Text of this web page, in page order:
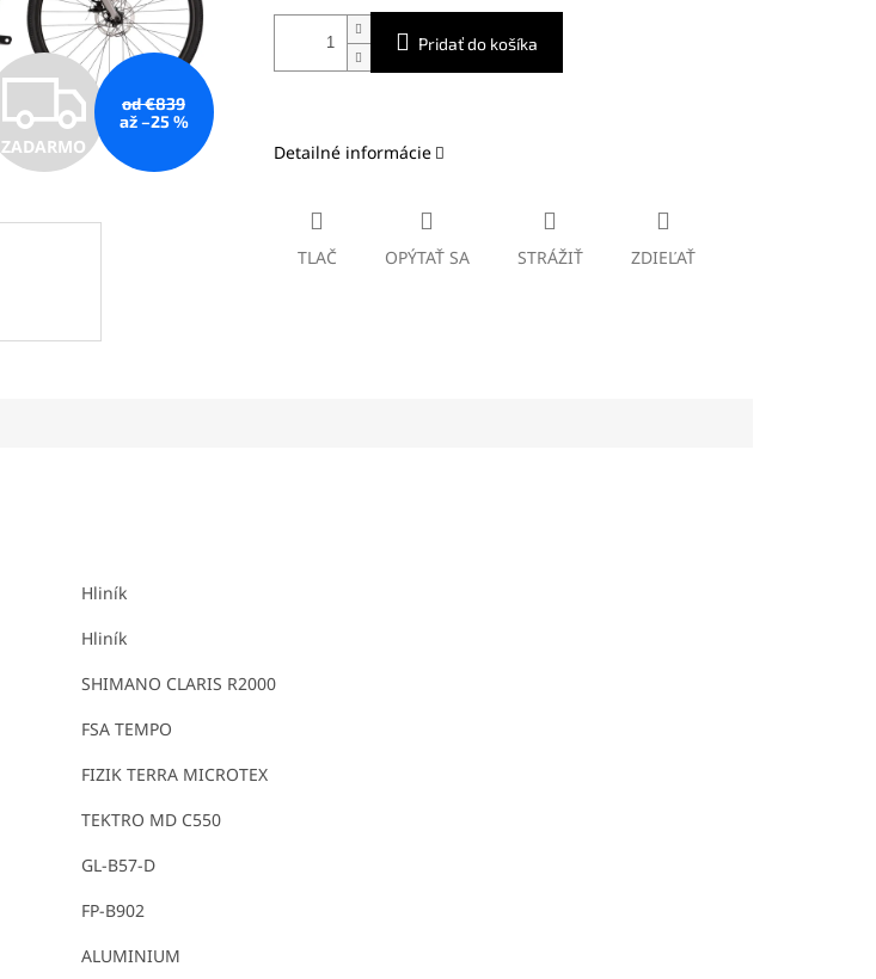
Z
A
A
O
ZADARMO
od €839
až –25 %
Pridať do košíka
Detailné informácie
TLAČ OPÝTAŤ SA STRÁŽIŤ ZDIEĽAŤ
Hliník
Hliník
SHIMANO CLARIS R2000
FSA TEMPO
FIZIK TERRA MICROTEX
TEKTRO MD C550
GL-B57-D
FP-B902
ALUMINIUM